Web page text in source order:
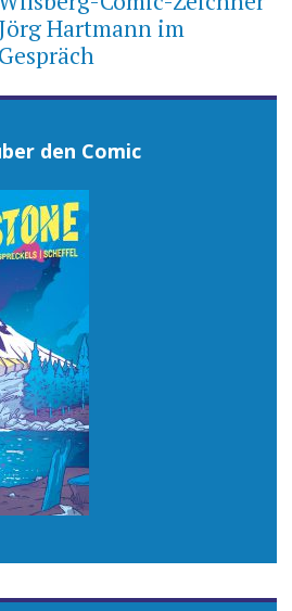
Jörg Hartmann im
Gespräch
den Comic